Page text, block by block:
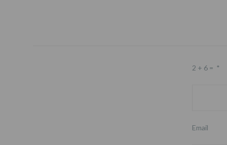
2 + 6 = *
Email